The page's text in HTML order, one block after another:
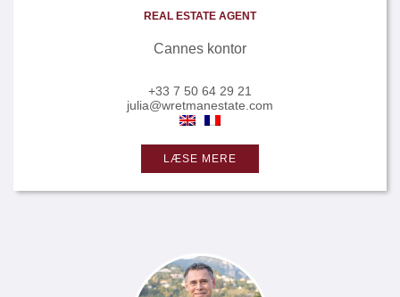
REAL ESTATE AGENT
Cannes kontor
+33 7 50 64 29 21
julia@wretmanestate.com
LÆSE MERE